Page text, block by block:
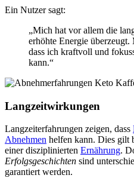
Ein Nutzer sagt:
„Mich hat vor allem die
erhöhte Energie
dass ich kraftvoll und
kann.“
Langzeitwirkungen
Langzeiterfahrungen zeigen, dass
Abnehmen helfen kann. Dies gilt
einer disziplinierten Ernährung.
Erfolgsgeschichten sind
garantiert werden.